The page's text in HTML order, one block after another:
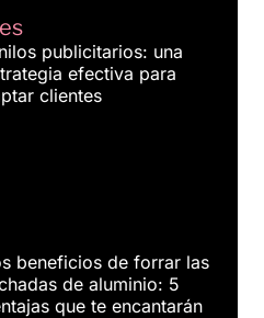
publicitarios: una
efectiva para
clientes
beneficios de forrar las
de aluminio: 5
que te encantarán